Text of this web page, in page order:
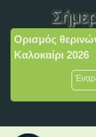
Ορισμός
Καλοκαίρι 2026